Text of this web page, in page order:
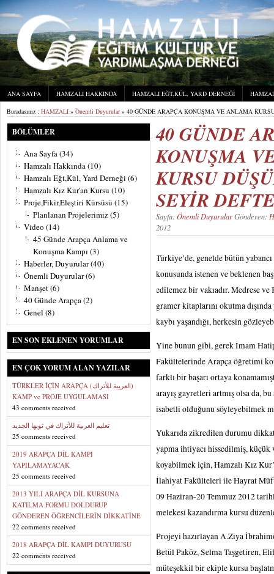
ANA SAYFA HAMZALI HAKKINDA HAMZALI EĞT,KÜL, YARD DERNEĞI
Buradasınız : HAMZALI » Önemli Duyurular» 40 GÜNDE ARAPÇA KONUŞMA VE ANLAMA
BÖLÜMLER
Ana Sayfa(34)
Hamzalı Hakkında(10)
Hamzalı Eğt,Kül, Yard Derneği (6)
Hamzalı Kız Kur'an Kursu (10)
Proje,Fikir,Eleştiri Kürsüsü (15)
Planlanan Projelerimiz(5)
Video (14)
45 Günde Arapça Anlama ve
Konuşma Kampı (3)
Haberler, Duyurular(40)
Önemli Duyurular(6)
Manşet(6)
40 Günde Arapça(2)
Genel (8)
EN SON EKLENEN YORUMLAR
EN ÇOK YORUM ALAN YAZILAR
TÜRKLER İÇİN ARAPÇA (العربية للأتراك)
KAMP ve PROJE UYGULAMASI
43 comments received
تعليم العربية للأتراك في ثوبها الجديد
25 comments received
2019 ARAPÇA DİL KAMPI
YAPILAMAYACAK
25 comments received
2013 YILI ARAPÇA DİL KURSUNA
KATILMA FORMU DOLDURUP
GÖNDEREN ÖĞRENCİLERİN DİKKATİNE
22 comments received
2018 ARAPÇA DİL KAMPI DUYURUSU
22 comments received
40 GÜNDE
KONUŞMA
KURSU
SEYİR
Sayfa:Önemli DuyurularGönderen:
2012
Türkiye’de, genelde bütün
konusunda istenen ve beklenen
edilemez bir vakıadır. Medrese
gramer kitaplarını okutma
kaybı yaşandığı, herkesin
Yine bunun gibi, gerek İmam
Fakültelerinde Arapça öğretimi
farklı bir başarı ortaya
arayış gayretleri artmış olsa da,
isabetli olduğunu söyleyebilmek
Yukarıda zikredilen durumu
yapma ihtiyacı hissedilmiş,
koyabilmek için, Hamzalı Kız
İlahiyat Fakülteleri ile Hayrat
09 Haziran-20 Temmuz 2012
melekesi kazandırma kursu
Projeyi hazırlayan A.Ziya
Betül Paköz, Selma Taşgetiren,
müteşekkil bir ekiple kursu